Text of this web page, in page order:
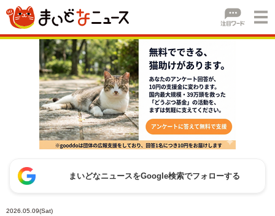
まいどなニュースをGoogle検索でフォローする
2026.05.09(Sat)